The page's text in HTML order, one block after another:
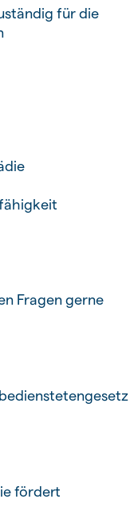
für die
Fragen gerne
fördert